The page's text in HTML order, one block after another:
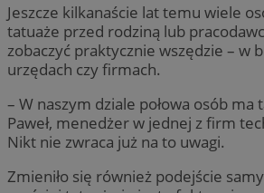
Jeszcze kilkanaście lat temu wiele
tatuaże przed rodziną lub
zobaczyć praktycznie wszędzie – w
urzędach czy firmach.
– W naszym dziale połowa osób ma
Paweł, menedżer w jednej z firm
Nikt nie zwraca już na to uwagi.
Zmieniło się również podejście